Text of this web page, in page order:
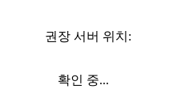
권장 서버 위치:
확인 중...